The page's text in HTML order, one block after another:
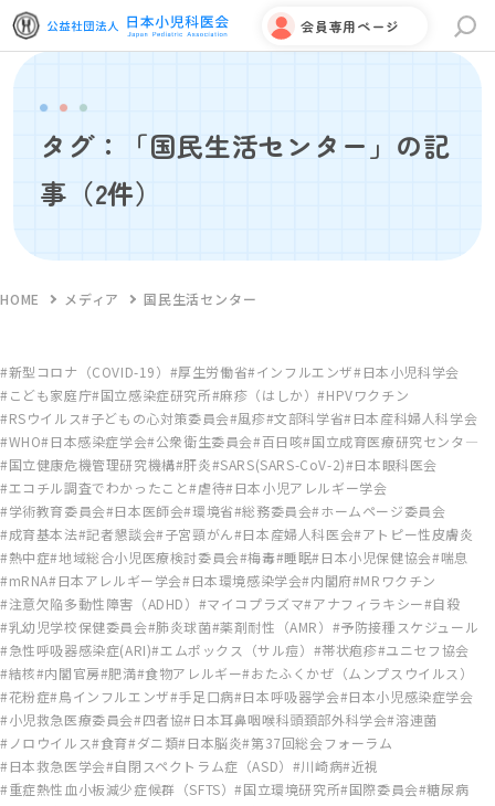
会員専用ページ
タグ：「国民生活センター」の記
事 （2件）
HOME メディア 国民生活センター
新型コロナ（COVID-19） 厚生労働省 インフルエンザ 日本小児科学会
こども家庭庁 国立感染症研究所 麻疹（はしか） HPVワクチン
RSウイルス 子どもの心対策委員会 風疹 文部科学省 日本産科婦人科学会
WHO 日本感染症学会 公衆衛生委員会 百日咳 国立成育医療研究センタ―
国立健康危機管理研究機構 肝炎 SARS(SARS-CoV-2)
日本眼科医会
エコチル調査でわかったこと 虐待 日本小児アレルギー学会
学術教育委員会 日本医師会 環境省 総務委員会 ホームページ委員会
成育基本法 記者懇談会 子宮頸がん 日本産婦人科医会 アトピー性皮膚炎
熱中症 地域総合小児医療検討委員会 梅毒 睡眠 日本小児保健協会 喘息
mRNA 日本アレルギー学会 日本環境感染学会 内閣府 MRワクチン
注意欠陥多動性障害（ADHD）
マイコプラズマ アナフィラキシー
自殺
乳幼児学校保健委員会 肺炎球菌 薬剤耐性（AMR）
予防接種スケジュール
急性呼吸器感染症(ARI) エムポックス（サル痘） 帯状疱疹 ユニセフ協会
結核 内閣官房 肥満 食物アレルギー おたふくかぜ（ムンプスウイルス）
花粉症 鳥インフルエンザ 手足口病 日本呼吸器学会 日本小児感染症学会
小児救急医療委員会 四者協 日本耳鼻咽喉科頭頚部外科学会 溶連菌
ノロウイルス 食育 ダニ類 日本脳炎 第37回総会フォーラム
日本救急医学会 自閉スペクトラム症（ASD） 川崎病 近視
重症熱性血小板減少症候群（SFTS） 国立環境研究所 国際委員会 糖尿病